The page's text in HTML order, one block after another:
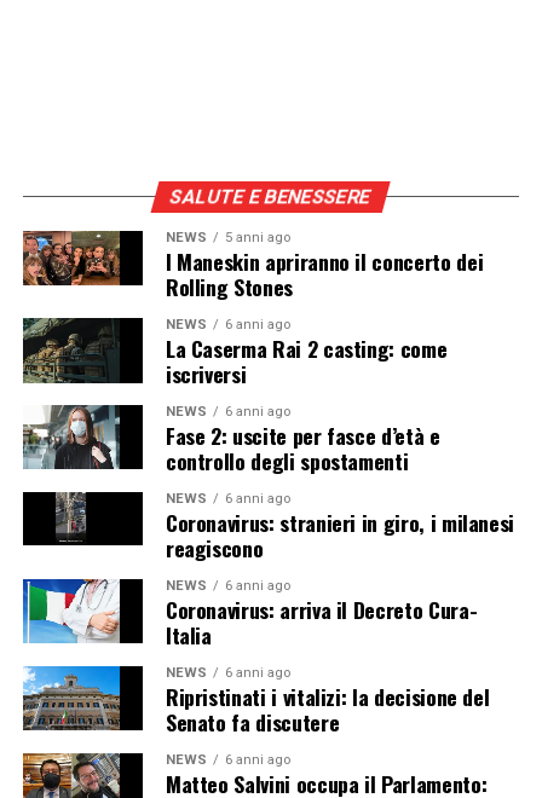
SALUTE E BENESSERE
NEWS 5 anni ago
I Maneskin apriranno il concerto dei
Rolling Stones
NEWS 6 anni ago
La Caserma Rai 2 casting: come
iscriversi
NEWS 6 anni ago
Fase 2: uscite per fasce d’età e
controllo degli spostamenti
NEWS 6 anni ago
Coronavirus: stranieri in giro, i milanesi
reagiscono
NEWS 6 anni ago
Coronavirus: arriva il Decreto Cura-
Italia
NEWS 6 anni ago
Ripristinati i vitalizi: la decisione del
Senato fa discutere
NEWS 6 anni ago
Matteo Salvini occupa il Parlamento: